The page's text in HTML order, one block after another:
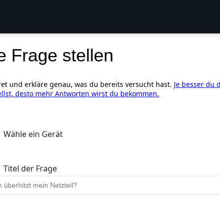
Frage stellen
und erkläre genau, was du bereits versucht hast. Je besser du
desto mehr Antworten wirst du bekommen.
Wähle ein Gerät
Titel der Frage